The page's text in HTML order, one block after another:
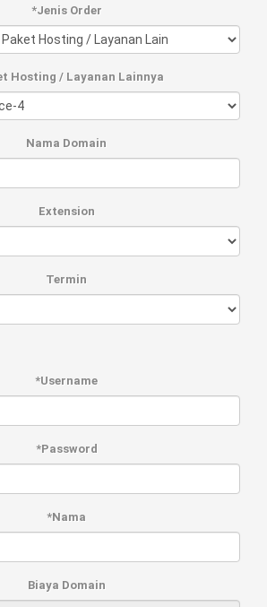
*Jenis Order
Hosting / Layanan Lainnya
Nama Domain
Extension
Termin
*Username
*Password
*Nama
Biaya Domain